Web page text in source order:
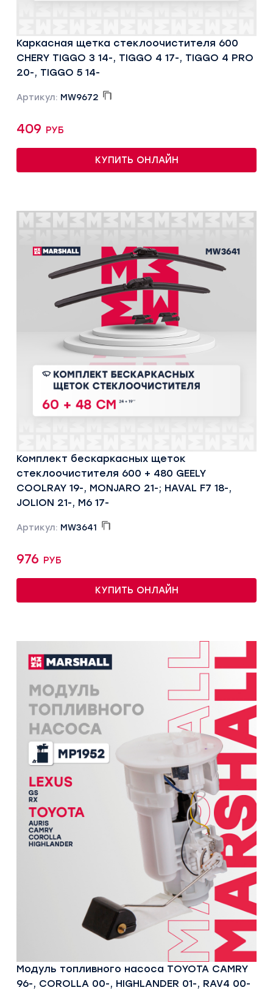
Каркасная щетка стеклоочистителя 600
CHERY TIGGO 3 14-, TIGGO 4 17-, TIGGO 4 PRO
20-, TIGGO 5 14-
Артикул: MW9672
409 руб
КУПИТЬ ОНЛАЙН
Комплект бескаркасных щеток
стеклоочистителя 600 + 480 GEELY
COOLRAY 19-, MONJARO 21-; HAVAL F7 18-,
JOLION 21-, M6 17-
Артикул: MW3641
976 руб
КУПИТЬ ОНЛАЙН
Модуль топливного насоса TOYOTA CAMRY
96-, COROLLA 00-, HIGHLANDER 01-, RAV4 00-